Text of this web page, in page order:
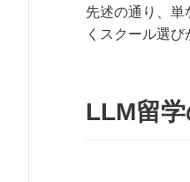
先述の通り、単
くスクール選び
LLM留